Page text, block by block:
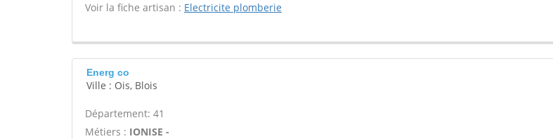
Voir la fiche artisan : Electricite plomberie
Energ co
Ville : Ois, Blois
Département: 41
Métiers : IONISE -